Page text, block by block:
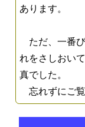
あります。
ただ、一番
れをさしおい
真でした。
忘れずにご覧